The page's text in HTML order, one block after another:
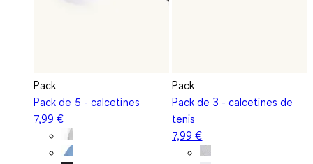
Pack
Pack de 5 - calcetines
7,99 €
Pack
Pack de 3 - calcetines de
tenis
7,99 €